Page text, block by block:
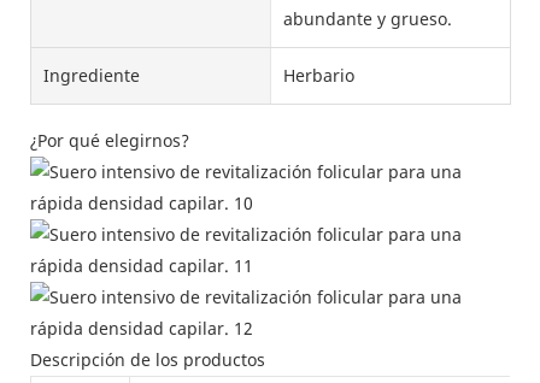
abundante y grueso.
Ingrediente Herbario
¿Por qué elegirnos?
Descripción de los productos